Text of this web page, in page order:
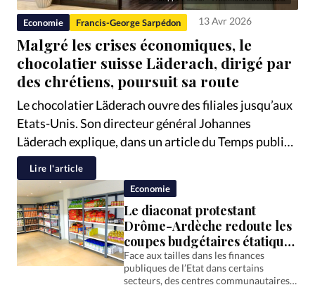
RUBRIQUES
Toute l'actualité Bible Culture
Economie
Eglises
Histoire Laicité
Liberté religieuse
Mission
Monde People Politique
Religions
Société
Economie Francis-George Sarpédon 13 Avr 2026
Malgré les crises économiques, le
chocolatier suisse Läderach, dirigé par
des chrétiens, poursuit sa route
Le chocolatier Läderach ouvre des filiales jusqu’aux
Etats-Unis. Son directeur général Johannes
Läderach explique, dans un article du Temps publié
le 3 avril, comment l’entreprise s’adapte face aux
crises. Elle avait déjà dû faire preuve de résilience
après un scandale en 2023, en lien avec de mauvais
traitements au sein de l’école évangélique fondée
par…
Lire l'article
Economie
Le diaconat protestant
Drôme-Ardèche redoute les
coupes budgétaires étatiques
2026
Face aux tailles dans les finances
publiques de l’Etat dans certains
secteurs, des centres communautaires